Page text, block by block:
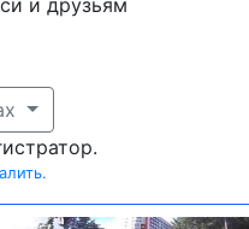
и друзьям